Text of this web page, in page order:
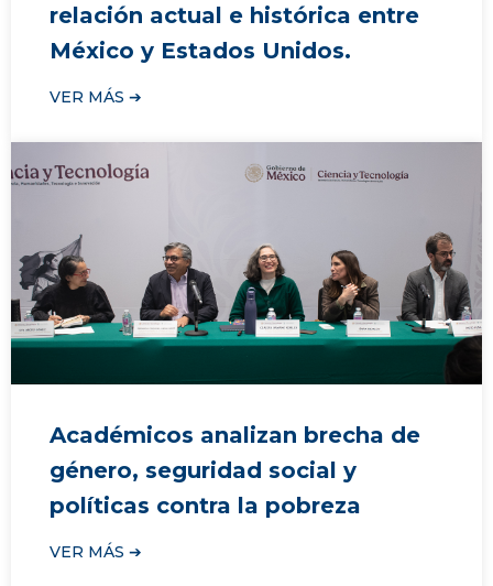
relación actual e histórica entre
México y Estados Unidos.
VER MÁS ➔
Académicos analizan brecha de
género, seguridad social y
políticas contra la pobreza
VER MÁS ➔